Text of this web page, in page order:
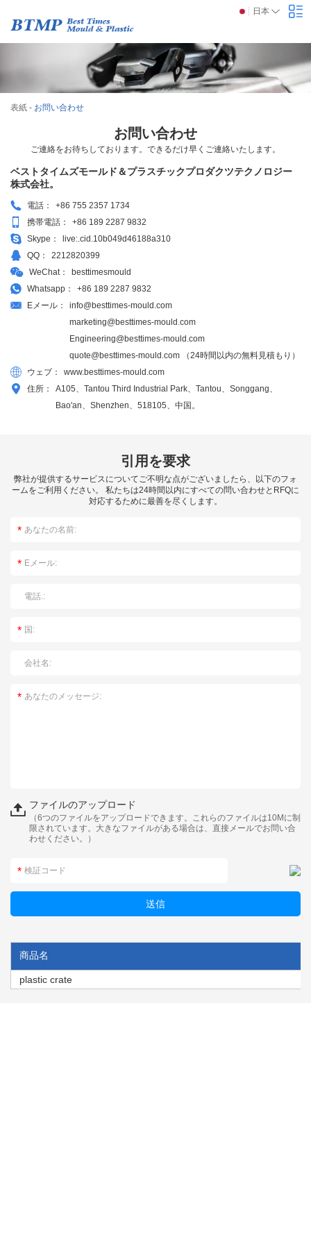
日本
表紙 - お問い合わせ
お問い合わせ
ご連絡をお待ちしております。できるだけ早くご連絡いたします。
ベストタイムズモールド＆プラスチックプロダクツテクノロジー
株式会社。
電話：
+86 755 2357 1734
携帯電話：
+86 189 2287 9832
Skype：
live:.cid.10b049d46188a310
QQ：
2212820399
WeChat：
besttimesmould
Whatsapp：
+86 189 2287 9832
Eメール：
info@besttimes-mould.com
marketing@besttimes-mould.com
Engineering@besttimes-mould.com
quote@besttimes-mould.com
（24時間以内の無料見積もり）
ウェブ：
www.besttimes-mould.com
住所：
A105、Tantou Third Industrial Park、Tantou、Songgang、
Bao'an、Shenzhen、518105、中国。
引用を要求
弊社が提供するサービスについてご不明な点がございましたら、以下のフォ
ームをご利用ください。 私たちは24時間以内にすべての問い合わせとRFQに
対応するために最善を尽くします。
ファイルのアップロード
（6つのファイルをアップロードできます。これらのファイルは10Mに制
限されています。大きなファイルがある場合は、直接メールでお問い合
わせください。）
商品名
plastic crate